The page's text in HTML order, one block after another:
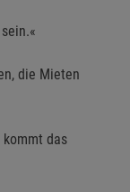
die Mieten
kommt das